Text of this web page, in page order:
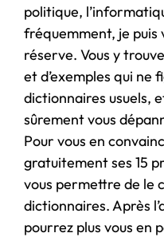
politique,
fréquemment, je puis
réserve. Vous y
et d’exemples qui ne
dictionnaires usuels,
sûrement vous
Pour vous en
gratuitement ses 15
vous permettre de le
dictionnaires. Après
pourrez plus vous en